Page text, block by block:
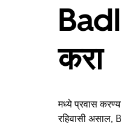
करा
मध्ये प्रवास
रहिवासी असाल,